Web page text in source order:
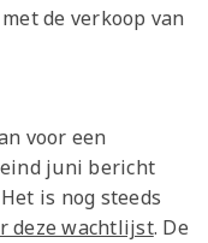
de verkoop van
voor een
juni bericht
is nog steeds
deze wachtlijst. De